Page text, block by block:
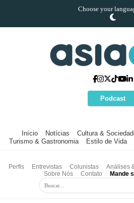
Choose your
Podcast
Início Notícias Cultura &
Turismo & Gastronomia
Estilo de Vida
Perfis Entrevistas Colunistas Análises
Sobre Nós
Contato Mande